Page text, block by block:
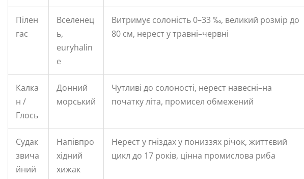
Пілен
гас
Вселенец
ь,
еuryhalin
e
Витримує солоність 0–33 ‰, великий розмір до
80 см, нерест у травні–червні
Калка
н /
Глось
Донний
морський
Чутливі до солоності, нерест навесні–на
початку літа, промисел обмежений
Судак
звича
йний
Напівпро
хідний
хижак
Нерест у гніздах у пониззях річок, життєвий
цикл до 17 років, цінна промислова риба